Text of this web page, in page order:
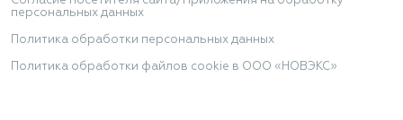
персональных данных
Политика обработки персональных данных
Политика обработки файлов cookie в ООО «НОВЭКС»